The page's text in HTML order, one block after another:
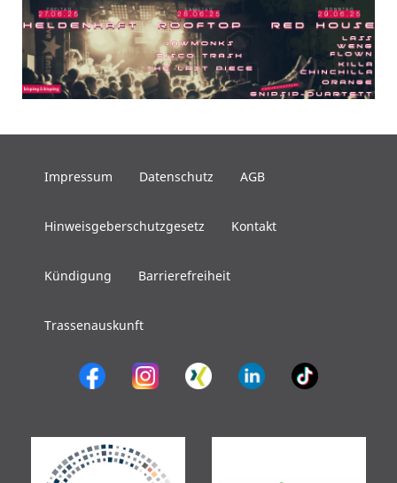
Impressum Datenschutz AGB
Hinweisgeberschutzgesetz Kontakt
Kündigung Barrierefreiheit
Trassenauskunft